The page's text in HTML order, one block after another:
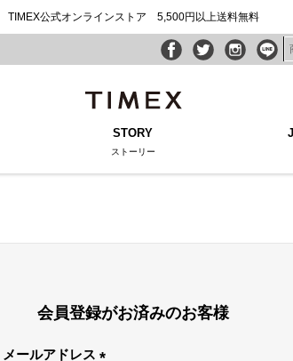
TIMEX公式オンラインストア 5,500円以上送料無料
STORY
ストーリー
会員登録がお済みのお客様
メールアドレス